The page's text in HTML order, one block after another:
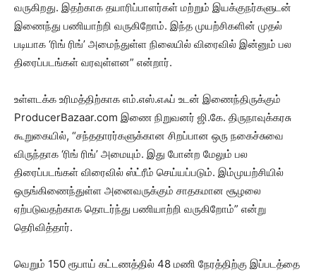
வருகிறது. இதற்காக தயாரிப்பாளர்கள் மற்றும் இயக்குநர்களுடன்
இணைந்து பணியாற்றி வருகிறோம். இந்த முயற்சிகளின் முதல்
படியாக ‘ரிங் ரிங்’ அமைந்துள்ள நிலையில் விரைவில் இன்னும் பல
திரைப்படங்கள் வரவுள்ளன” என்றார்.
உள்ளடக்க உரிமத்திற்காக எம்.எஸ்.எஃப் உடன் இணைந்திருக்கும்
ProducerBazaar.com இணை நிறுவனர் ஜி.கே. திருநாவுக்கரசு
கூறுகையில், “சந்ததாரர்களுக்கான சிறப்பான ஒரு நகைச்சுவை
விருந்தாக ‘ரிங் ரிங்’ அமையும். இது போன்ற மேலும் பல
திரைப்படங்கள் விரைவில் ஸ்ட்ரீம் செய்யப்படும். இம்முயற்சியில்
ஒருங்கிணைந்துள்ள அனைவருக்கும் சாதகமான சூழலை
ஏற்படுவதற்காக தொடர்ந்து பணியாற்றி வருகிறோம்” என்று
தெரிவித்தார்.
வெறும் 150 ரூபாய் கட்டணத்தில் 48 மணி நேரத்திற்கு இப்படத்தை